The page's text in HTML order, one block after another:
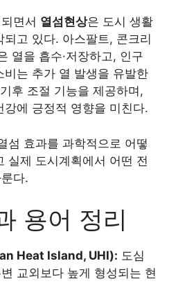
면서 열섬현상은 도시 생활
고 있다. 아스팔트, 콘크리
열을 흡수·저장하고, 인구
비는 추가 열 발생을 유발한
후 조절 기능을 제공하며,
에 긍정적 영향을 미친다.
섬 효과를 과학적으로 어떻
실제 도시계획에서 어떤 전
다.
용어 정리
Heat Island, UHI): 도심
교외보다 높게 형성되는 현